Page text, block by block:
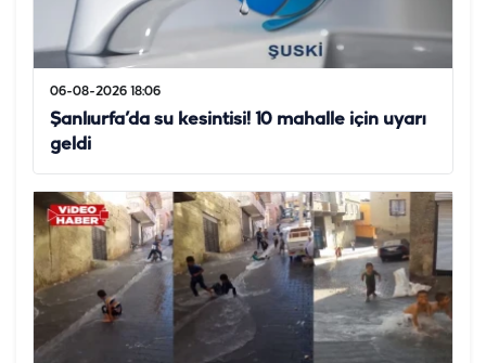
06-08-2026 18:06
Şanlıurfa’da su kesintisi! 10 mahalle için uyarı
geldi